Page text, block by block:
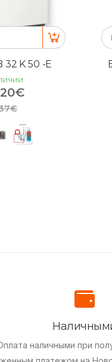
32 K 50 -E
наличными при